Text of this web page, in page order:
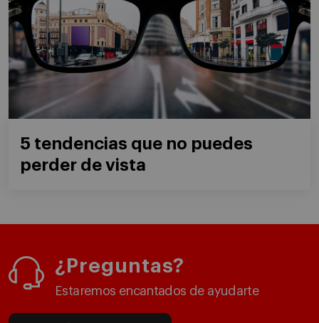
5 tendencias que no puedes
perder de vista
¿Preguntas?
Estaremos encantados de ayudarte